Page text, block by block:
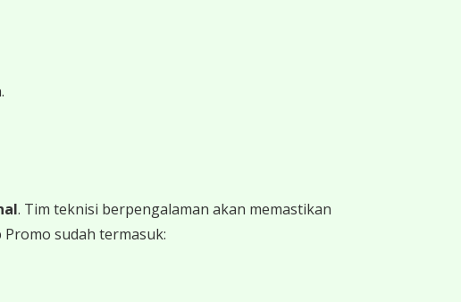
. Tim teknisi berpengalaman akan memastikan
sudah termasuk: